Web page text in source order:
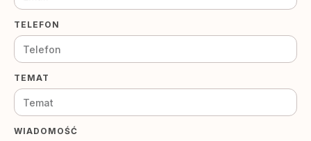
TELEFON
TEMAT
WIADOMOŚĆ